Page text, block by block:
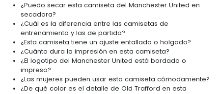
¿Puedo secar esta camiseta del Manchester United en
secadora?
¿Cuál es la diferencia entre las camisetas de
entrenamiento y las de partido?
¿Esta camiseta tiene un ajuste entallado o holgado?
¿Cuánto dura la impresión en esta camiseta?
¿El logotipo del Manchester United está bordado o
impreso?
¿Las mujeres pueden usar esta camiseta cómodamente?
¿De qué color es el detalle de Old Trafford en esta